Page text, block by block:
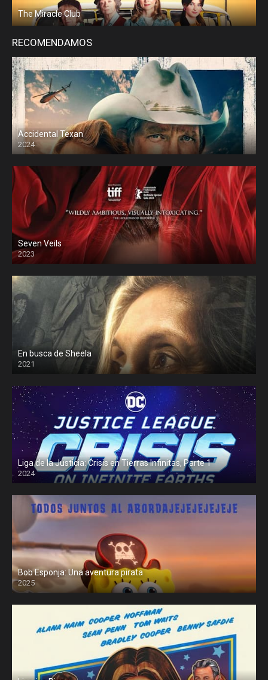
The Miracle Club
RECOMENDAMOS
Accidental Texan
2024
Seven Veils
2023
En busca de Sheela
2021
Liga de la Justicia: Crisis en Tierras Infinitas, Parte 1
2024
Bob Esponja: Una aventura pirata
2025